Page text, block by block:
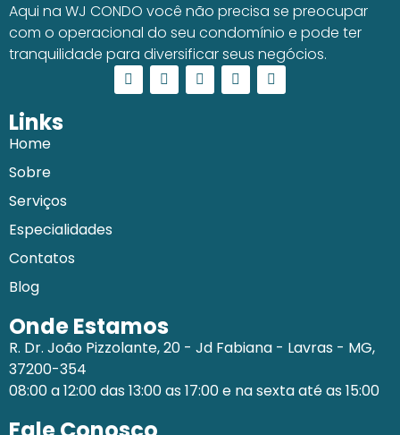
Aqui na WJ CONDO você não precisa se preocupar
com o operacional do seu condomínio e pode ter
tranquilidade para diversificar seus negócios.
Links
Home
Sobre
Serviços
Especialidades
Contatos
Blog
Onde Estamos
R. Dr. João Pizzolante, 20 - Jd Fabiana - Lavras - MG,
37200-354
08:00 a 12:00 das 13:00 as 17:00 e na sexta até as 15:00